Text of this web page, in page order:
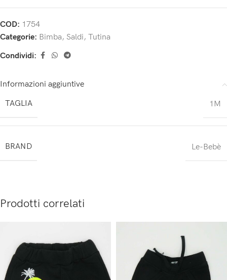
COD: 1754
Categorie: Bimba, Saldi, Tutina
Condividi:
Informazioni aggiuntive
TAGLIA
1M
BRAND Le-Bebè
Prodotti correlati